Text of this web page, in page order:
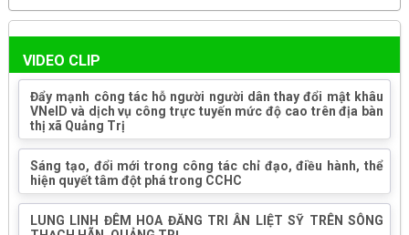
VIDEO CLIP
Đẩy mạnh công tác hỗ người người dân thay đổi mật khâu
VNeID và dịch vụ công trực tuyến mức độ cao trên địa bàn
thị xã Quảng Trị
Sáng tạo, đổi mới trong công tác chỉ đạo, điều hành, thể
hiện quyết tâm đột phá trong CCHC
LUNG LINH ĐÊM HOA ĐĂNG TRI ÂN LIỆT SỸ TRÊN SÔNG